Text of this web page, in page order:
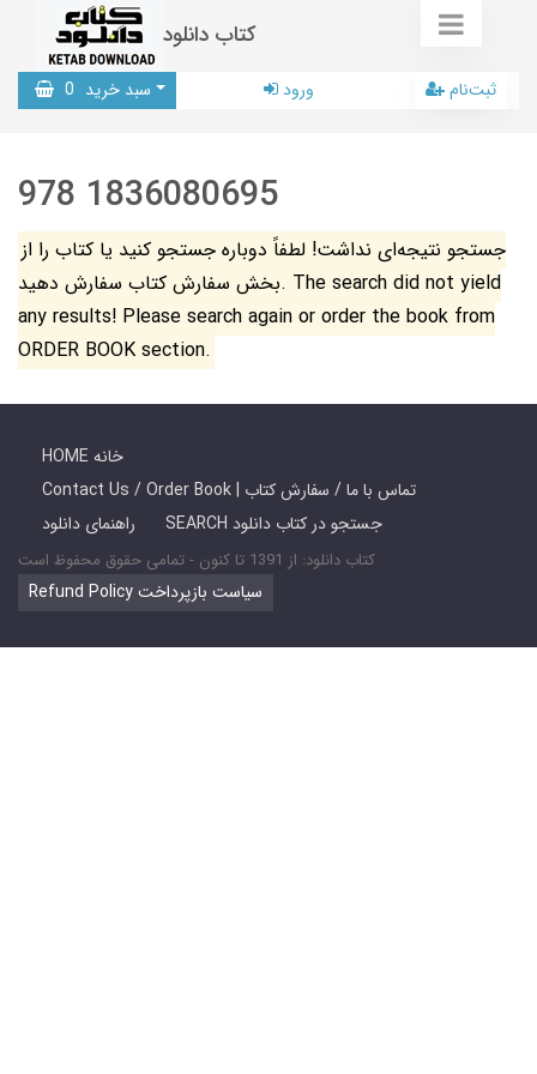
کتاب دانلود
سبد خرید 0 ورود ثبت‌نام
978 1836080695
جستجو نتیجه‌ای نداشت! لطفاً دوباره جستجو کنید یا کتاب را از
بخش سفارش کتاب سفارش دهید. The search did not yield
any results! Please search again or order the book from
ORDER BOOK section.
HOME خانه
Contact Us / Order Book | تماس با ما / سفارش کتاب
راهنمای دانلود
SEARCH جستجو در کتاب دانلود
کتاب دانلود: از 1391 تا کنون - تمامی حقوق محفوظ است
Refund Policy سیاست بازپرداخت